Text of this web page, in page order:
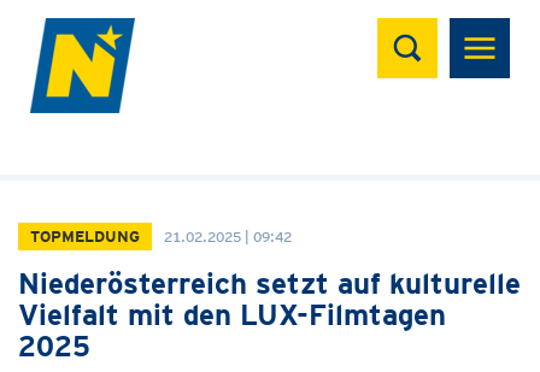
Suchen
TOPMELDUNG 21.02.2025 | 09:42
Niederösterreich setzt auf kulturelle
Vielfalt mit den LUX-Filmtagen
2025